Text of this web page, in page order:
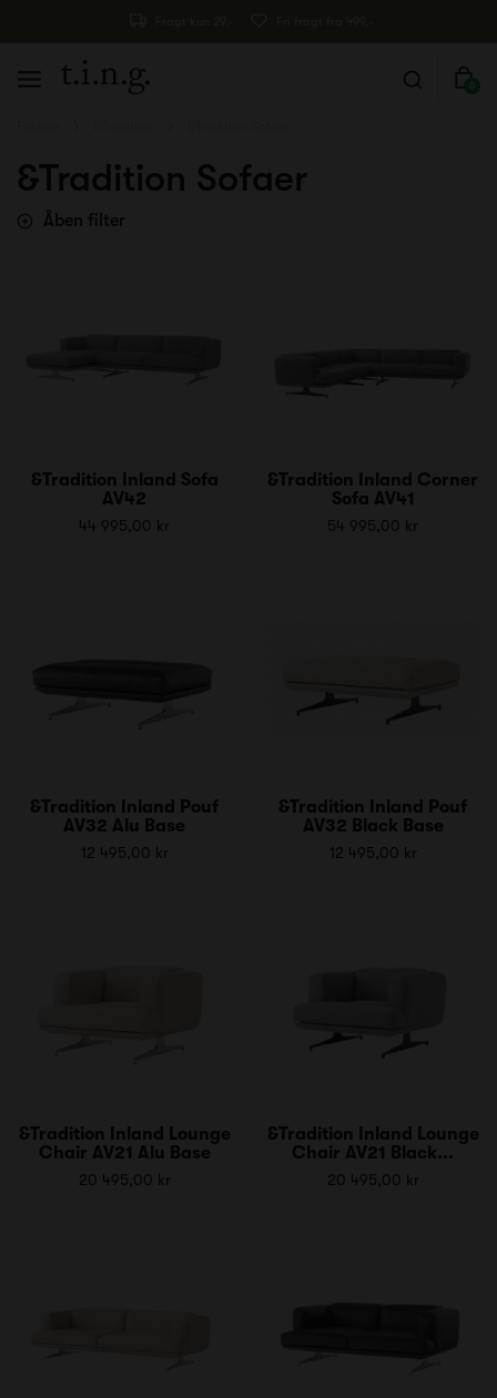
0
&Tradition Sofaer
Åben filter
&Tradition Inland Sofa
AV42
44 995,00 kr
&Tradition Inland Corner
Sofa AV41
54 995,00 kr
&Tradition Inland Pouf
AV32 Alu Base
12 495,00 kr
&Tradition Inland Pouf
AV32 Black Base
12 495,00 kr
&Tradition Inland Lounge
Chair AV21 Alu Base
20 495,00 kr
&Tradition Inland Lounge
Chair AV21 Black...
20 495,00 kr